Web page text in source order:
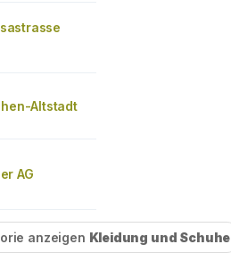
Altstadt
AG
anzeigen Kleidung und Schuhe